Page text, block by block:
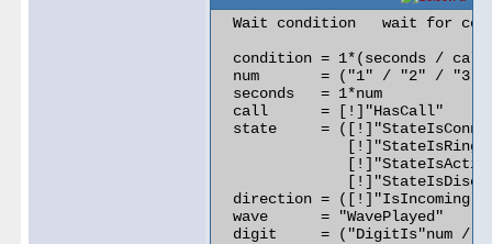
Wait condition   wait for
condition = 1*(seconds /
num       = ("1" / "2" / "3"
  seconds   = 1*num
  call      = [!]"HasCall"
state     =
direction = ([!]"IsIncoming"
  wave      = "WavePlayed"
digit     = ("DigitIs"num /